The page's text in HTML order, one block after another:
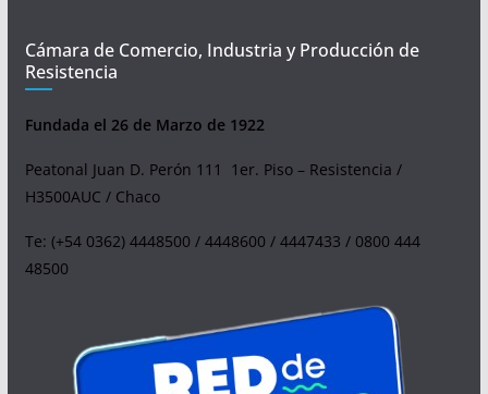
Cámara de Comercio, Industria y Producción de
Resistencia
Fundada el 26 de Marzo de 1922
Peatonal Juan D. Perón 111 1er. Piso – Resistencia /
H3500AUC / Chaco
Te: (+54 0362) 4448500 / 4448600 / 4447433 / 0800 444
48500